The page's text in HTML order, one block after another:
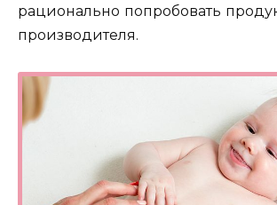
рационально попробовать
производителя.